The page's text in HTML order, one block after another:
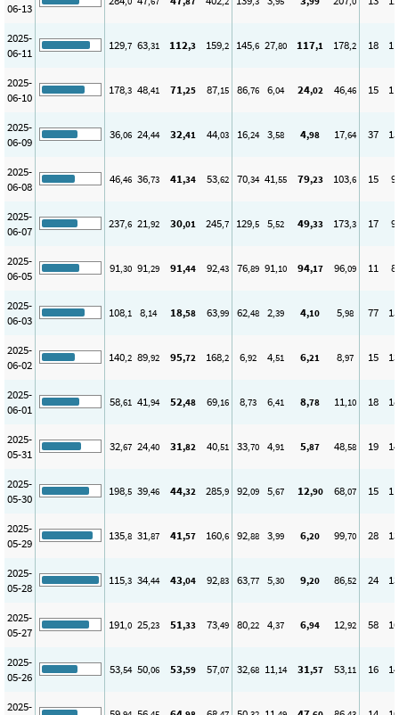
06-13
2025-
06-11
129,7 63,31 112,3 159,2 145,6 27,80 117,1 178,2 18 11
2025-
06-10
178,3 48,41 71,25 87,15 86,76 6,04 24,02 46,46 15 11
2025-
06-09
36,06 24,44 32,41 44,03 16,24 3,58 4,98 17,64 37 15
2025-
06-08
46,46 36,73 41,34 53,62 70,34 41,55 79,23 103,6 15 9
2025-
06-07
237,6 21,92 30,01 245,7 129,5 5,52 49,33 173,3 17 9
2025-
06-05
91,30 91,29 91,44 92,43 76,89 91,10 94,17 96,09 11 8
2025-
06-03
108,1 8,14 18,58 63,99 62,48 2,39 4,10 5,98 77 15
2025-
06-02
140,2 89,92 95,72 168,2 6,92 4,51 6,21 8,97 15 13
2025-
06-01
58,61 41,94 52,48 69,16 8,73 6,41 8,78 11,10 18 18
2025-
05-31
32,67 24,40 31,82 40,51 33,70 4,91 5,87 48,58 19 14
2025-
05-30
198,5 39,46 44,32 285,9 92,09 5,67 12,90 68,07 15 11
2025-
05-29
135,8 31,87 41,57 160,6 92,88 3,99 6,20 99,70 28 13
2025-
05-28
115,3 34,44 43,04 92,83 63,77 5,30 9,20 86,52 24 13
2025-
05-27
191,0 25,23 51,33 73,49 80,22 4,37 6,94 12,92 58 16
2025-
05-26
53,54 50,06 53,59 57,07 32,68 11,14 31,57 53,11 16 14
2025-